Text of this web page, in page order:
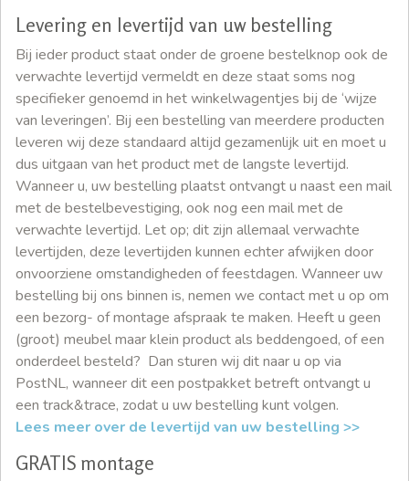
Levering en levertijd van uw bestelling
Bij ieder product staat onder de groene bestelknop ook de
verwachte levertijd vermeldt en deze staat soms nog
specifieker genoemd in het winkelwagentjes bij de ‘wijze
van leveringen’. Bij een bestelling van meerdere producten
leveren wij deze standaard altijd gezamenlijk uit en moet u
dus uitgaan van het product met de langste levertijd.
Wanneer u, uw bestelling plaatst ontvangt u naast een mail
met de bestelbevestiging, ook nog een mail met de
verwachte levertijd. Let op; dit zijn allemaal verwachte
levertijden, deze levertijden kunnen echter afwijken door
onvoorziene omstandigheden of feestdagen. Wanneer uw
bestelling bij ons binnen is, nemen we contact met u op om
een bezorg- of montage afspraak te maken. Heeft u geen
(groot) meubel maar klein product als beddengoed, of een
onderdeel besteld? Dan sturen wij dit naar u op via
PostNL, wanneer dit een postpakket betreft ontvangt u
een track&trace, zodat u uw bestelling kunt volgen.
Lees meer over de levertijd van uw bestelling >>
GRATIS montage